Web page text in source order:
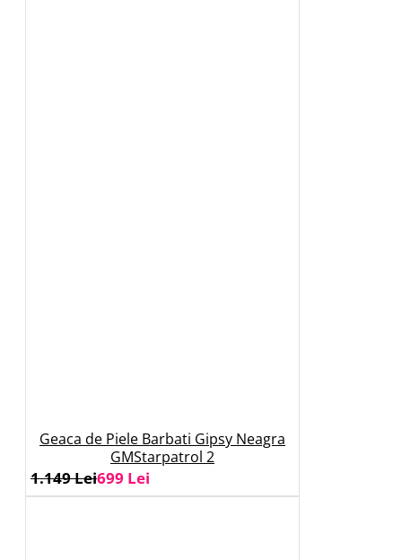
Geaca de Piele Barbati Gipsy Neagra
GMStarpatrol 2
699 Lei
1.149 Lei